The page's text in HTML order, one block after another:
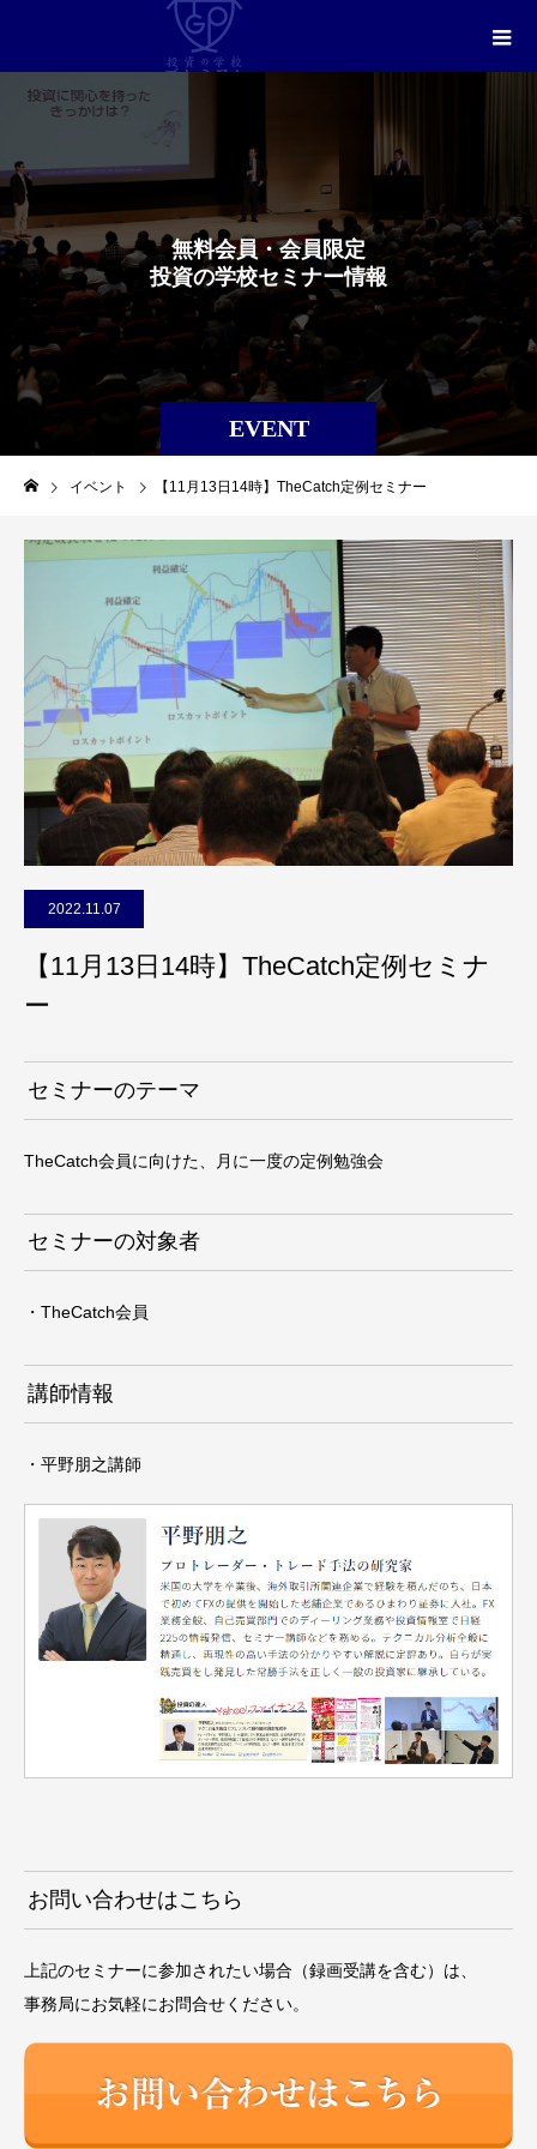
EVENT
無料会員・会員 限定
投資の学校セミ ナー情報
イベント 【11月13日14時】TheCatch定例セミナー
2022.11.07
【11月13日14時】TheCatch定例セミナ
ー
セミナーのテーマ
TheCatch会員に向けた、月に一度の定例勉強会
セミナーの対象者
・TheCatch会員
講師情報
・平野朋之講師
お問い合わせはこちら
上記のセミナーに参加されたい場合（録画受講を含む）は、
事務局にお気軽にお問合せください。